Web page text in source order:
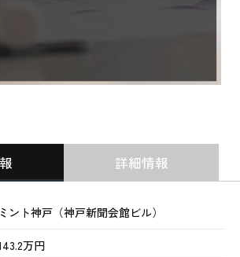
詳細情報
ミント神戸（神戸新聞会館ビル）
万円